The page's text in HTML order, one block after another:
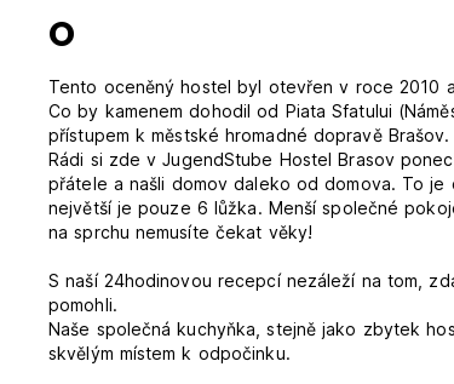
O
Tento oceněný hostel byl otevřen v roce 2010
Co by kamenem dohodil od Piata Sfatului
přístupem k městské hromadné dopravě Brašov.
Rádi si zde v JugendStube Hostel Brasov
přátele a našli domov daleko od domova. To
největší je pouze 6 lůžka. Menší společné
na sprchu nemusíte čekat věky!
S naší 24hodinovou recepcí nezáleží na tom,
pomohli.
Naše společná kuchyňka, stejně jako zbytek
skvělým místem k odpočinku.